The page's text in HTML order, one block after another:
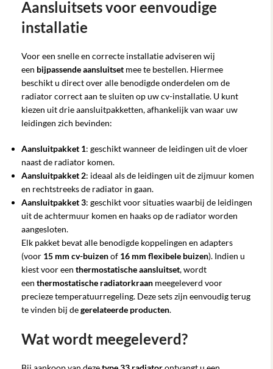
Aansluitsets voor eenvoudige
installatie
Voor een snelle en correcte installatie adviseren wij
een bijpassende aansluitset mee te bestellen. Hiermee
beschikt u direct over alle benodigde onderdelen om de
radiator correct aan te sluiten op uw cv-installatie. U kunt
kiezen uit drie aansluitpakketten, afhankelijk van waar uw
leidingen zich bevinden:
Aansluitpakket 1: geschikt wanneer de leidingen uit de vloer
naast de radiator komen.
Aansluitpakket 2: ideaal als de leidingen uit de zijmuur komen
en rechtstreeks de radiator in gaan.
Aansluitpakket 3: geschikt voor situaties waarbij de leidingen
uit de achtermuur komen en haaks op de radiator worden
aangesloten.
Elk pakket bevat alle benodigde koppelingen en adapters
(voor 15 mm cv-buizenof 16 mm flexibele buizen). Indien u
kiest voor een thermostatische aansluitset, wordt
een thermostatische radiatorkraan meegeleverd voor
precieze temperatuurregeling. Deze sets zijn eenvoudig terug
te vinden bij degerelateerde producten.
Wat wordt meegeleverd?